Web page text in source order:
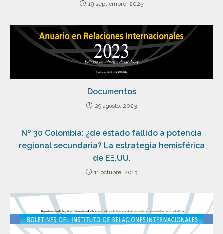
19 septiembre, 2025
Documentos
29 agosto, 2023
Nº 30 Colombia: ¿de estado fallido a potencia
regional secundaria? La estrategia hemisférica
de EE.UU.
11 octubre, 2013